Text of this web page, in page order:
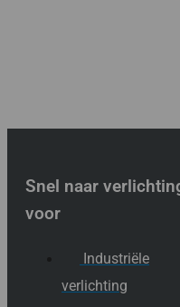
Snel naar
voor
Industriële
verlichting